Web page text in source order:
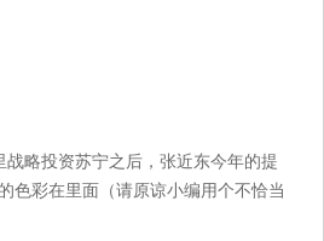
战略投资苏宁之后，张近东今年的提
色彩在里面（请原谅小编用个不恰当